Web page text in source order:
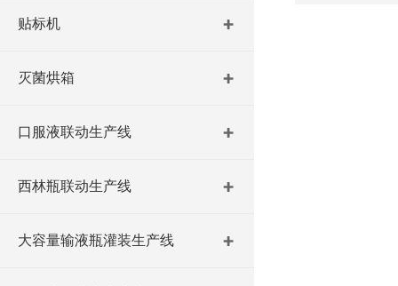
贴标机
灭菌烘箱
口服液联动生产线
西林瓶联动生产线
大容量输液瓶灌装生产线